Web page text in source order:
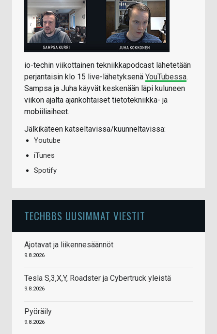
io-techin viikottainen tekniikkapodcast lähetetään
perjantaisin klo 15 live-lähetyksenä YouTubessa.
Sampsa ja Juha käyvät keskenään läpi kuluneen
viikon ajalta ajankohtaiset tietotekniikka- ja
mobiiliaiheet.
Jälkikäteen katseltavissa/kuunneltavissa:
Youtube
iTunes
Spotify
TECHBBS UUSIMMAT VIESTIT
Ajotavat ja liikennesäännöt
9.8.2026
Tesla S,3,X,Y, Roadster ja Cybertruck yleistä
9.8.2026
Pyöräily
9.8.2026